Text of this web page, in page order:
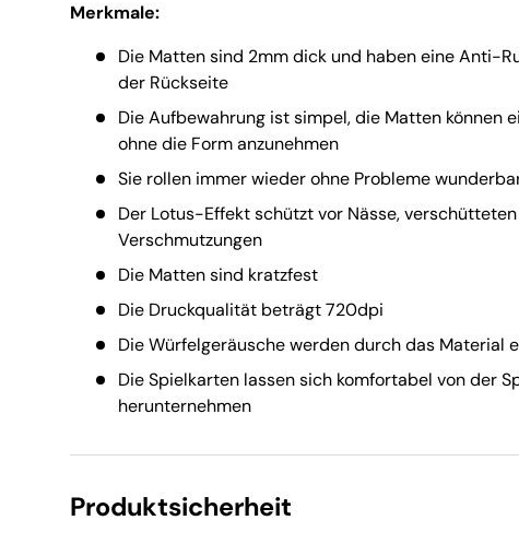
Merkmale:
Die Matten sind 2mm dick und haben eine Anti-
der Rückseite
Die Aufbewahrung ist simpel, die Matten können
ohne die Form anzunehmen
Sie rollen immer wieder ohne Probleme
Der Lotus-Effekt schützt vor Nässe,
Verschmutzungen
Die Matten sind kratzfest
Die Druckqualität beträgt 720dpi
Die Würfelgeräusche werden durch das Material
Die Spielkarten lassen sich komfortabel von der
herunternehmen
Produktsicherheit